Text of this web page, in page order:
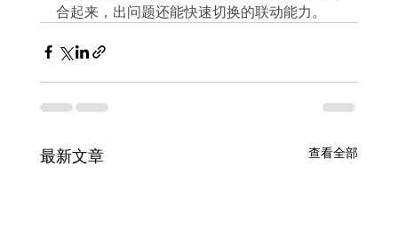
合起来，出问题还能快速切换的联动能力。
最新文章 查看全部